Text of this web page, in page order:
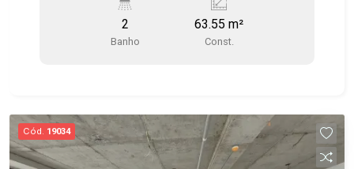
localização no Jardim Ismênia, próximo ao Spani
Atacadista, supermercado Máximo, Hospital
Municipal da Vila Industrial, além de contar com
praticidade para diversas regiões da cidade.
Agende já sua visita!! #imobiliaria
#geraçãoimóveis #salalocação
2
Banho
63.55 m²
Const.
Cód. 19034